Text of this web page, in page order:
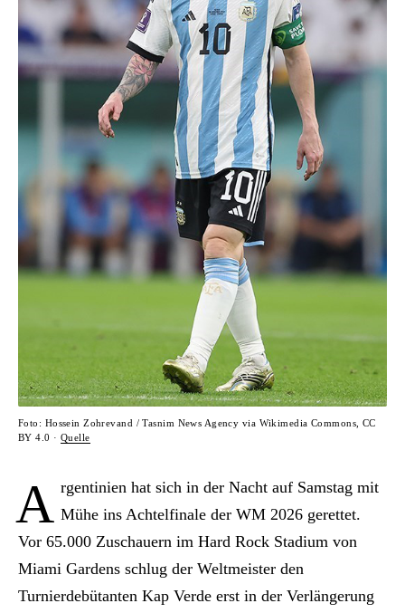
Foto: Hossein Zohrevand / Tasnim News Agency via Wikimedia Commons, CC
BY 4.0 · Quelle
A rgentinien hat sich in der Nacht auf Samstag mit
Mühe ins Achtelfinale der WM 2026 gerettet.
Vor 65.000 Zuschauern im Hard Rock Stadium von
Miami Gardens schlug der Weltmeister den
Turnierdebütanten Kap Verde erst in der Verlängerung